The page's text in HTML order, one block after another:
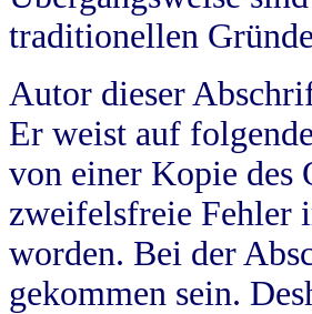
traditionellen
Autor dieser
Er weist auf
von einer Kopie des
zweifelsfreie Fehler
worden. Bei der
gekommen sein.